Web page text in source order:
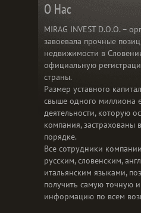
О Нас
MIRAG INVEST D.O.O. –
завоевала прочные
недвижимости в
официальную
страны.
Размер уставного
свыше одного миллиона
деятельности, которую
компания, застрахованы
порядке.
Все сотрудники
русским, словенским,
итальянским языками,
получить самую точную
информацию по всем